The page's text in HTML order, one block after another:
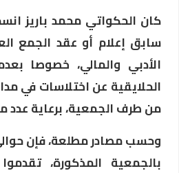
كان الحكواتي محمد باريز
سابق إعلام أو عقد الجمع
الأدبي والمالي، خصوصا
الحلايقية عن اختلاسات في
من طرف الجمعية، برعاية عدد
بالجمعية المذكورة،